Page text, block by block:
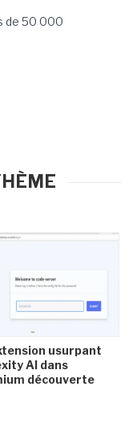
de 50 000
usurpant
AI dans
découverte